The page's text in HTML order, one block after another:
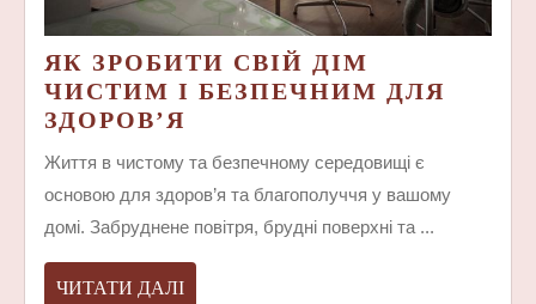
ЯК ЗРОБИТИ СВІЙ ДІМ
ЧИСТИМ І БЕЗПЕЧНИМ ДЛЯ
ЗДОРОВ’Я
СВІЙ
ДІМ
ЧИСТИМ
І
Життя в чистому та безпечному середовищі є
основою для здоров’я та благополуччя у вашому
домі. Забруднене повітря, брудні поверхні та ...
ЧИТАТИ ДАЛІЧИТАТИ